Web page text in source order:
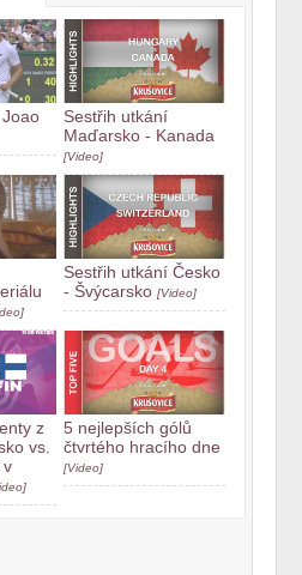
Sestřih utkání
Maďarsko - Kanada
[Video]
Sestřih utkání Česko
- Švýcarsko [Video]
z
vs.
v
5 nejlepších gólů
čtvrtého hracího dne
[Video]